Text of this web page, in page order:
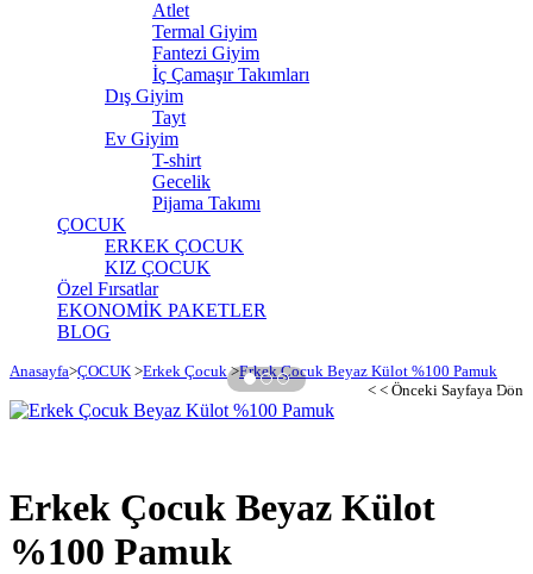
Atlet
Termal Giyim
Fantezi Giyim
İç Çamaşır Takımları
Dış Giyim
Tayt
Ev Giyim
T-shirt
Gecelik
Pijama Takımı
ÇOCUK
ERKEK ÇOCUK
KIZ ÇOCUK
Özel Fırsatlar
EKONOMİK PAKETLER
BLOG
Anasayfa>ÇOCUK >Erkek Çocuk>Erkek Çocuk Beyaz Külot %100 Pamuk
< < Önceki Sayfaya Dön
›
Erkek Çocuk Beyaz Külot
%100 Pamuk